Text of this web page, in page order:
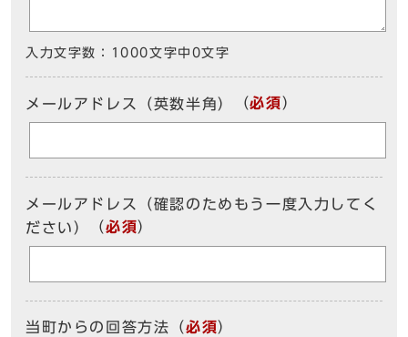
入力文字数： 1000文字中 0文字
メールアドレス（英数半角） （必須）
メールアドレス（確認のためもう一度入力してく
ださい）
（必須）
当町からの回答方法 （必須）